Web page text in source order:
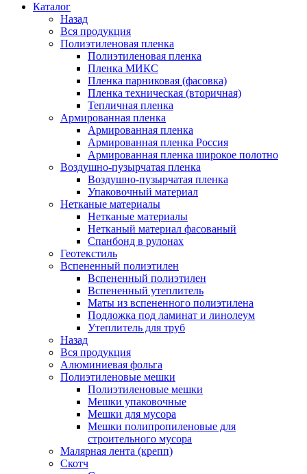
Каталог
Назад
Вся продукция
Полиэтиленовая пленка
Полиэтиленовая пленка
Пленка МИКС
Пленка парниковая (фасовка)
Пленка техническая (вторичная)
Тепличная пленка
Армированная пленка
Армированная пленка
Армированная пленка Россия
Армированная пленка широкое полотно
Воздушно-пузырчатая пленка
Воздушно-пузырчатая пленка
Упаковочный материал
Нетканые материалы
Нетканые материалы
Нетканый материал фасованый
Спанбонд в рулонах
Геотекстиль
Вспененный полиэтилен
Вспененный полиэтилен
Вспененный утеплитель
Маты из вспененного полиэтилена
Подложка под ламинат и линолеум
Утеплитель для труб
Назад
Вся продукция
Алюминиевая фольга
Полиэтиленовые мешки
Полиэтиленовые мешки
Мешки упаковочные
Мешки для мусора
Мешки полипропиленовые для
строительного мусора
Малярная лента (крепп)
Скотч